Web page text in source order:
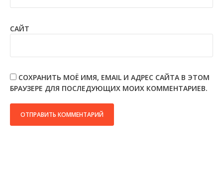
САЙТ
СОХРАНИТЬ МОЁ ИМЯ, EMAIL И АДРЕС САЙТА В ЭТОМ
БРАУЗЕРЕ ДЛЯ ПОСЛЕДУЮЩИХ МОИХ КОММЕНТАРИЕВ.